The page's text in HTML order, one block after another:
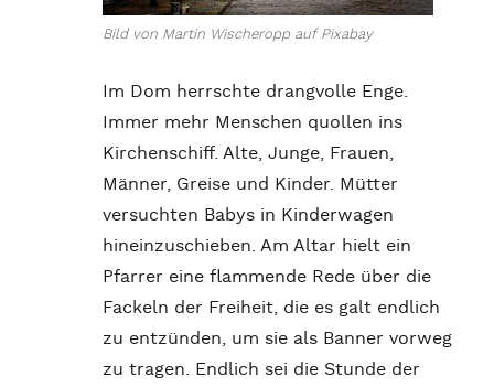
Bild von Martin Wischeropp auf Pixabay
Im Dom herrschte drangvolle Enge.
Immer mehr Menschen quollen ins
Kirchenschiff. Alte, Junge, Frauen,
Männer, Greise und Kinder. Mütter
versuchten Babys in Kinderwagen
hineinzuschieben. Am Altar hielt ein
Pfarrer eine flammende Rede über die
Fackeln der Freiheit, die es galt endlich
zu entzünden, um sie als Banner vorweg
zu tragen. Endlich sei die Stunde der